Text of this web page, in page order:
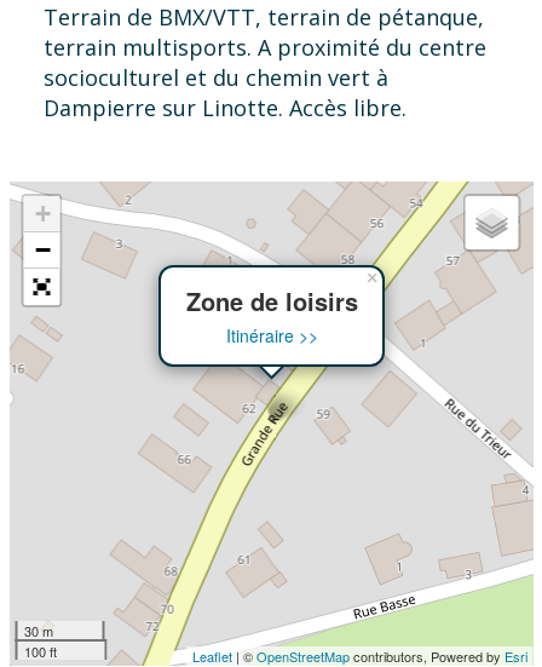
Terrain de BMX/VTT, terrain de pétanque,
terrain multisports. A proximité du centre
socioculturel et du chemin vert à
Dampierre sur Linotte. Accès libre.
Zone de loisirs
Itinéraire >>
×
+
−
30 m
100 ft
Leaflet| ©OpenStreetMapcontributors, Powered by Esri